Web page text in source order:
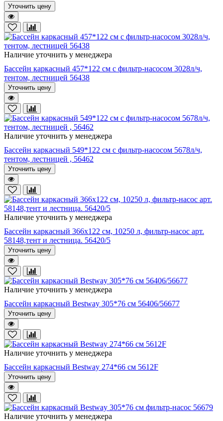
Уточнить цену
Наличие уточнить у менеджера
Бассейн каркасный 457*122 см с фильтр-насосом 3028л/ч,
тентом, лестницей 56438
Уточнить цену
Наличие уточнить у менеджера
Бассейн каркасный 549*122 см с фильтр-насосом 5678л/ч,
тентом, лестницей , 56462
Уточнить цену
Наличие уточнить у менеджера
Бассейн каркасный 366х122 см, 10250 л, фильтр-насос арт.
58148,тент и лестница. 56420/5
Уточнить цену
Наличие уточнить у менеджера
Бассейн каркасный Bestway 305*76 см 56406/56677
Уточнить цену
Наличие уточнить у менеджера
Бассейн каркасный Bestway 274*66 см 5612F
Уточнить цену
Наличие уточнить у менеджера